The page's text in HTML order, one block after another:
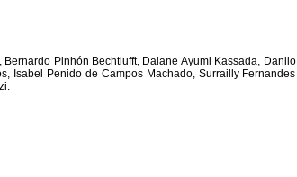
Pinhón Bechtlufft, Daiane Ayumi Kassada, Danilo
Isabel Penido de Campos Machado, Surrailly Fernandes